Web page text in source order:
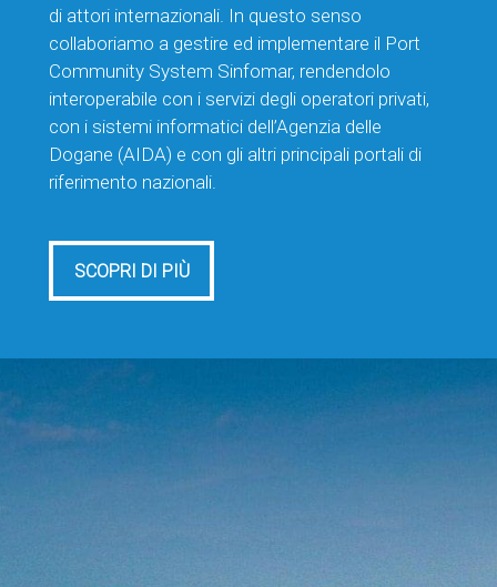
di attori internazionali. In questo senso
collaboriamo a gestire ed implementare il Port
Community System Sinfomar, rendendolo
interoperabile con i servizi degli operatori privati,
con i sistemi informatici dell’Agenzia delle
Dogane (AIDA) e con gli altri principali portali di
riferimento nazionali.
SCOPRI DI PIÙ